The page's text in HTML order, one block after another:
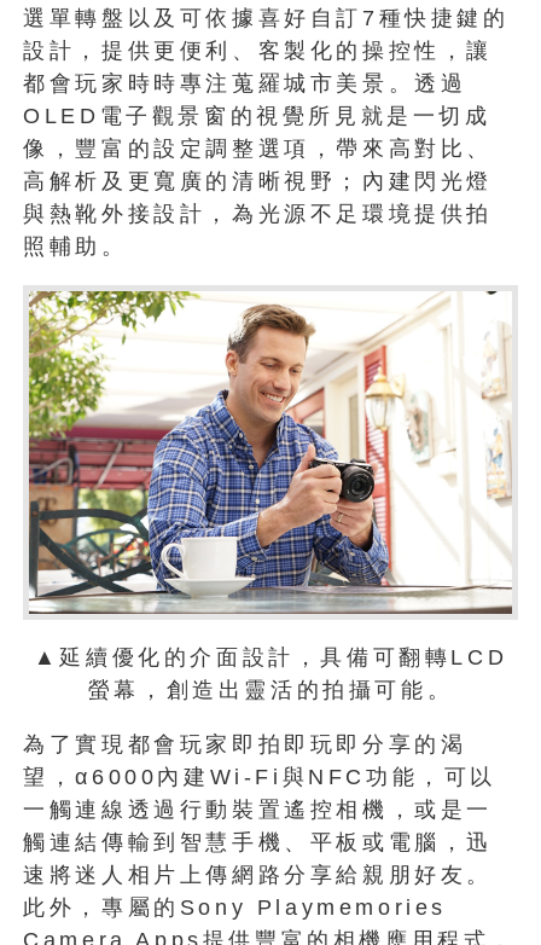
選單轉盤以及可依據喜好自訂7種快捷鍵的
設計，提供更便利、客製化的操控性，讓
都會玩家時時專注蒐羅城市美景。透過
OLED電子觀景窗的視覺所見就是一切成
像，豐富的設定調整選項，帶來高對比、
高解析及更寬廣的清晰視野；內建閃光燈
與熱靴外接設計，為光源不足環境提供拍
照輔助。
▲延續優化的介面設計，具備可翻轉LCD
螢幕，創造出靈活的拍攝可能。
為了實現都會玩家即拍即玩即分享的渴
望，α6000內建Wi-Fi與NFC功能，可以
一觸連線透過行動裝置遙控相機，或是一
觸連結傳輸到智慧手機、平板或電腦，迅
速將迷人相片上傳網路分享給親朋好友。
此外，專屬的Sony Playmemories
Camera Apps提供豐富的相機應用程式，